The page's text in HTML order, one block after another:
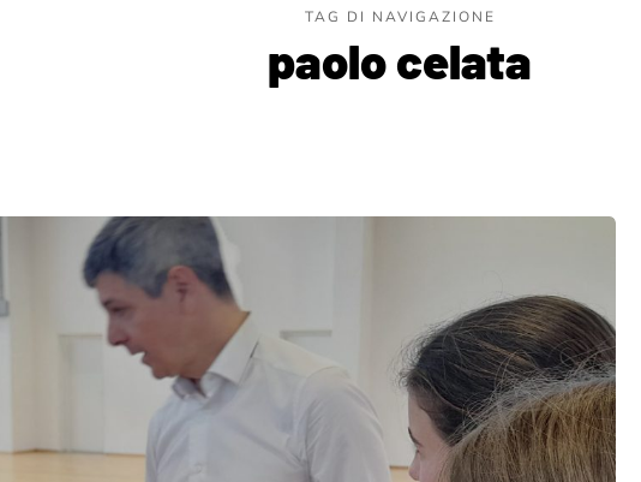
TAG DI NAVIGAZIONE
paolo celata